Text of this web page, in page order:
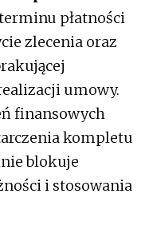
płatności
zlecenia oraz
umowy.
finansowych
kompletu
blokuje
i stosowania